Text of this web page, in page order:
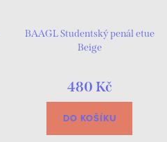
BAAGL Studentský penál etue
Beige
480 Kč
DO KOŠÍKU